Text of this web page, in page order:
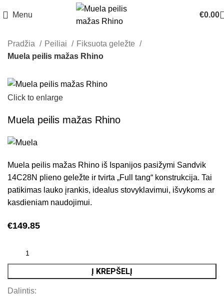
Menu €0.00
Pradžia Peiliai
Fiksuota geležte
Muela peilis mažas Rhino
Click to enlarge
Muela peilis mažas Rhino
Muela peilis mažas Rhino iš Ispanijos pasižymi Sandvik
14C28N plieno geležte ir tvirta „Full tang“ konstrukcija. Tai
patikimas lauko įrankis, idealus stovyklavimui, išvykoms ar
kasdieniam naudojimui.
€149.85
Į KREPŠELĮ
Dalintis: